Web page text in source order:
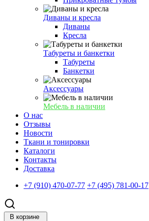
Диваны и кресла
Диваны
Кресла
Табуреты и банкетки
Табуреты
Банкетки
Аксессуары
Мебель в наличии
О нас
Отзывы
Новости
Ткани и тонировки
Каталоги
Контакты
Доставка
+7 (910) 470-07-77 +7 (495) 781-00-17
В корзине